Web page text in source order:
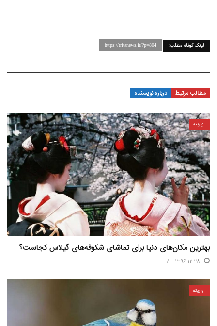
لینک کوتاه مطلب: https://tritanews.ir/?p=804
مطالب مرتبط درباره نویسنده
واریته
بهترین مکان‌های دنیا برای تماشای شکوفه‌های گیلاس کجاست؟
1396-12-28
واریته